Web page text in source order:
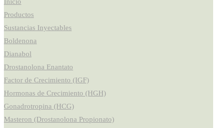
Productos
Sustancias Inyectables
Boldenona
Dianabol
Drostanolona Enantato
Factor de Crecimiento (IGF)
Hormonas de Crecimiento (HGH)
Gonadrotropina (HCG)
Masteron (Drostanolona Propionato)